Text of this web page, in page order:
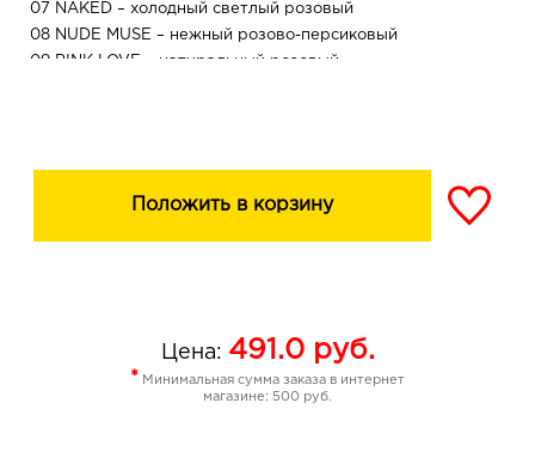
07 NAKED – холодный светлый розовый
08 NUDE MUSE – нежный розово-персиковый
09 PINK LOVE – натуральный розовый
Made In Germany.Положить в корзину
Цена: 491.0руб.
* Минимальная сумма заказа в интернет
магазине: 500 руб.